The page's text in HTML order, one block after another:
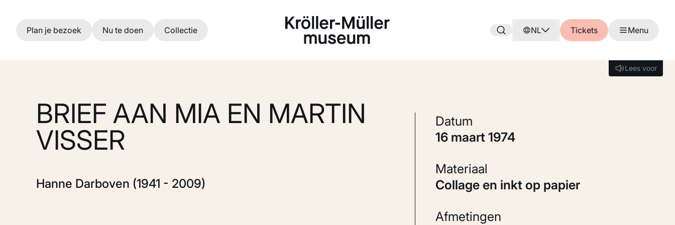
Ga naar hoofdinhoud
Plan je bezoek Nu te doen Collectie NL Tickets Menu
Lees voor
Lees voor
BRIEF AAN MIA EN MARTIN
VISSER
Hanne Darboven (1941 - 2009)
Datum
16 maart 1974
Materiaal
Collage en inkt op papier
Afmetingen